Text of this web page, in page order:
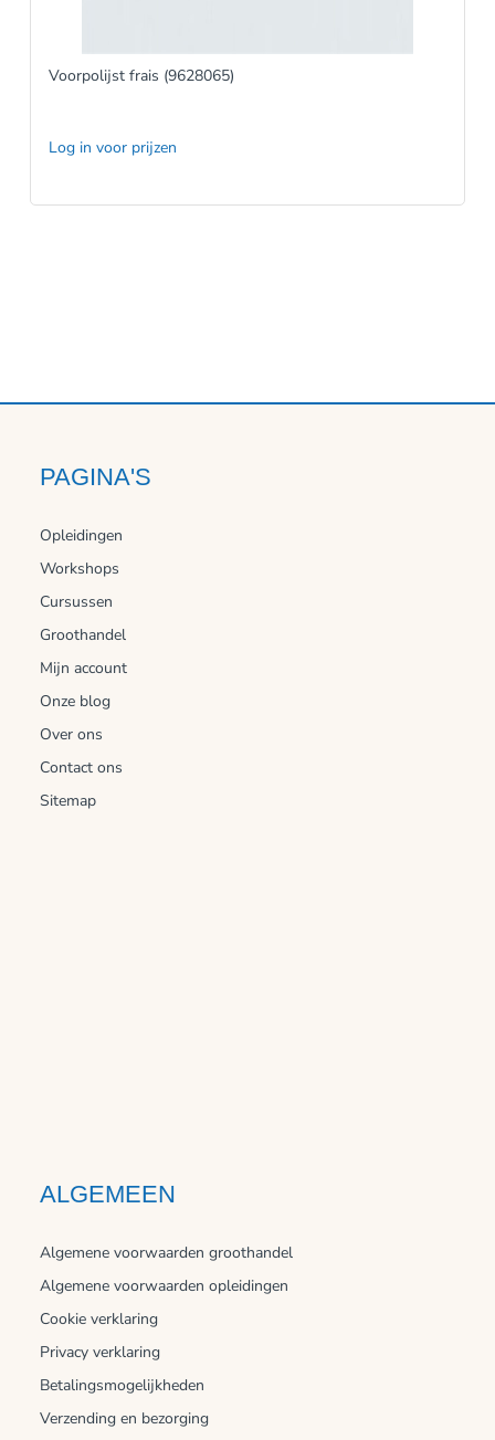
Voorpolijst frais (9628065)
Log in voor prijzen
PAGINA'S
Opleidingen
Workshops
Cursussen
Groothandel
Mijn account
Onze blog
Over ons
Contact ons
Sitemap
ALGEMEEN
Algemene voorwaarden groothandel
Algemene voorwaarden opleidingen
Cookie verklaring
Privacy verklaring
Betalingsmogelijkheden
Verzending en bezorging